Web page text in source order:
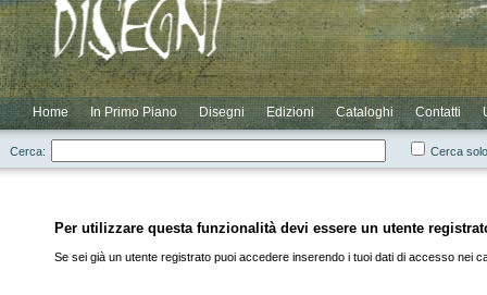
Home In Primo Piano Disegni Edizioni Cataloghi Contatti
Novità
Scontati
Elenco Completo
Elenco Autori
Elenco Cataloghi
Elenco Residui
Login
Registrazione
Cerca: Cerca
Per utilizzare questa funzionalità devi essere un utente
Se sei già un utente registrato puoi accedere inserendo i tuoi dati di accesso nei